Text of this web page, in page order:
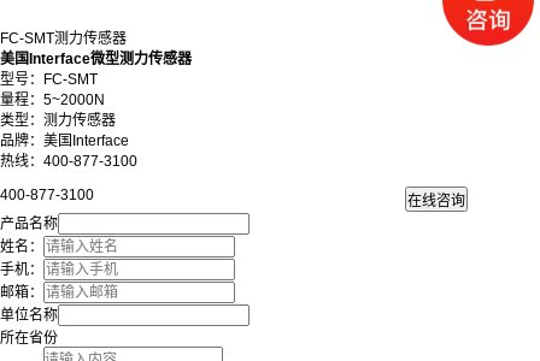
FC-SMT测力传感器
美国Interface微型测力传感器
型号：FC-SMT
量程：5~2000N
类型：测力传感器
品牌：美国Interface
热线：400-877-3100
400-877-3100
产品名称
姓名：
手机：
邮箱：
单位名称
所在省份